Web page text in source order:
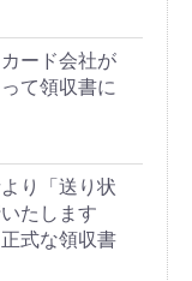
ード会社が
て領収書に
り「送り状
たします
式な領収書